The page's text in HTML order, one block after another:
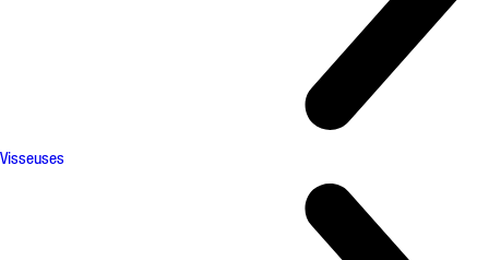
Visseuses